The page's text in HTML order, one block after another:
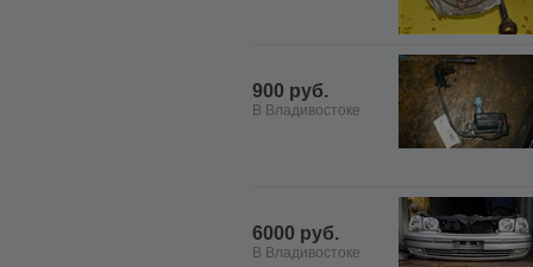
900 руб.
В Владивостоке
6000 руб.
В Владивостоке